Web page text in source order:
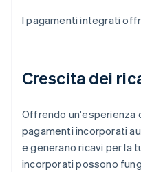
I pagamenti integrati
Crescita dei
Offrendo un'esperienza
pagamenti incorporati
e generano ricavi per la
incorporati possono